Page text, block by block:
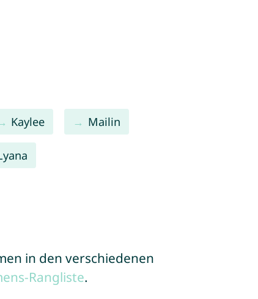
Kaylee Mailin
in den verschiedenen
Rangliste.